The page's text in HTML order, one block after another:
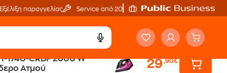
Εξέλιξη παραγγελίας Service από 20'
1740-CRBF 2600 W
Ατμού
29,90€
Public επιστροφή €